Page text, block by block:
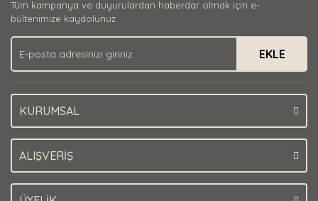
Tüm kampanya ve duyurulardan haberdar olmak için e-
bültenimize kaydolunuz.
EKLE
KURUMSAL
ALIŞVERİŞ